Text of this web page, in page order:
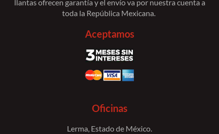
llantas ofrecen garantía y el envío va por nuestra cuenta a
toda la República Mexicana.
Aceptamos
Oficinas
Lerma, Estado de México.